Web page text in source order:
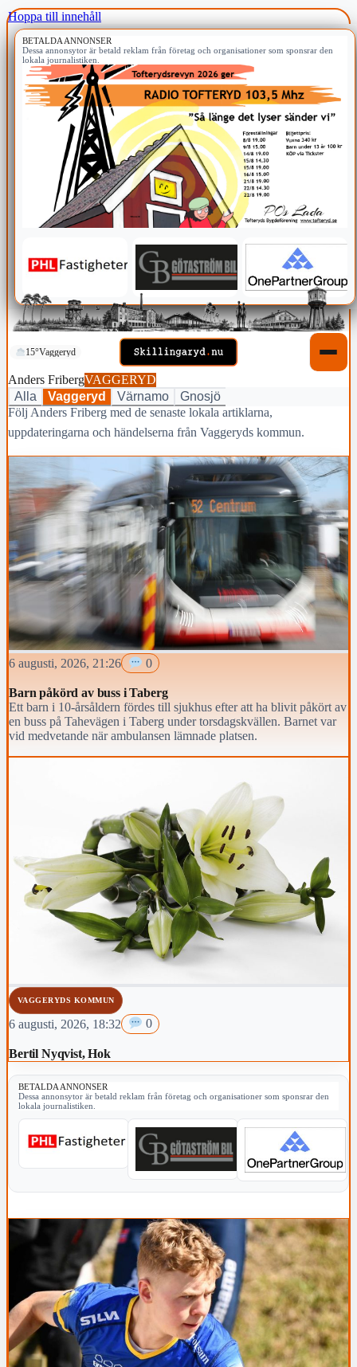
Hoppa till innehåll
BETALDA ANNONSER
Dessa annonsytor är betald reklam från företag och organisationer som sponsrar den
lokala journalistiken.
15°Vaggeryd
Anders FribergVAGGERYD
Alla
Vaggeryd Värnamo
Gnosjö
Följ Anders Friberg med de senaste lokala artiklarna,
uppdateringarna och händelserna från Vaggeryds kommun.
6 augusti, 2026, 21:26 0
Barn påkörd av buss i Taberg
Ett barn i 10-årsåldern fördes till sjukhus efter att ha blivit påkört av
en buss på Tahevägen i Taberg under torsdagskvällen. Barnet var
vid medvetande när ambulansen lämnade platsen.
VAGGERYDS KOMMUN
6 augusti, 2026, 18:32 0
Bertil Nyqvist, Hok
BETALDA ANNONSER
Dessa annonsytor är betald reklam från företag och organisationer som sponsrar den
lokala journalistiken.